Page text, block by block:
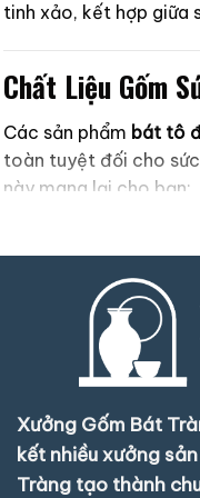
tinh xảo, kết hợp giữa
Chất Liệu Gốm
Các sản phẩm bát tô
toàn tuyệt đối cho sức
này mang lại cho bạn:
An toàn và chất lượng:
Vẻ đẹp trường tồn:
đáo, thể hiện cảđặc
Thiết Kế Đa
Không chỉ chú trọng
Xưởng Gốm Bát
kết nhiều xưởng
Tràng tạo thành